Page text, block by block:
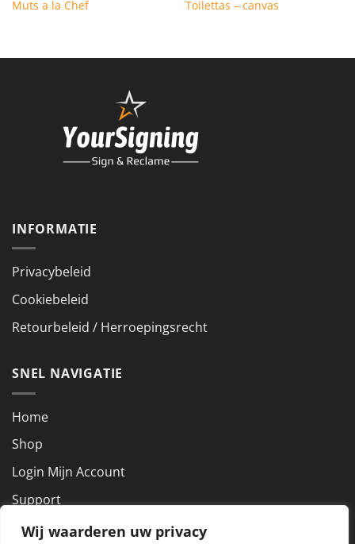
Wij waarderen uw privacy
Muts a la Chef Toilettas – canvas
INFORMATIE
Privacybeleid
Cookiebeleid
Retourbeleid / Herroepingsrecht
SNEL NAVIGATIE
Home
Shop
Login Mijn Account
Support